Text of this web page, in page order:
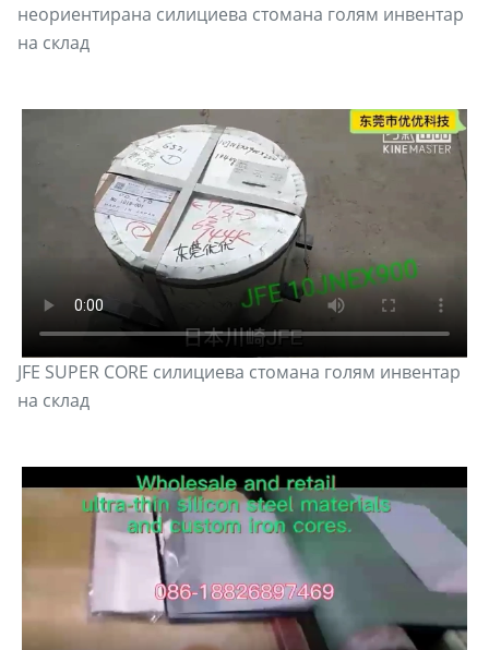
неориентирана силициева стомана голям инвентар
на склад
JFE SUPER CORE силициева стомана голям инвентар
на склад